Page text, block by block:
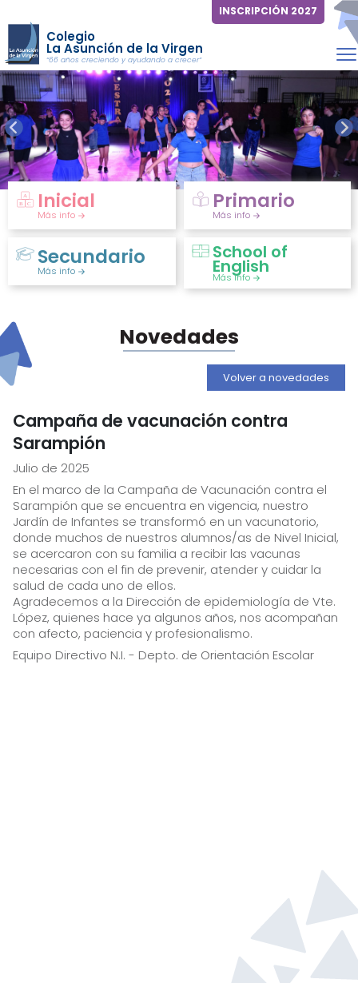
Colegio
La Asunción de la Virgen
“66 años creciendo y ayudando a crecer”
INSCRIPCIÓN 2027
Inicial
Más info
Primario
Más info
Secundario
Más info
School of
English
Más info
Novedades
Volver a novedades
Campaña de vacunación contra
Sarampión
Julio de 2025
En el marco de la Campaña de Vacunación contra el
Sarampión que se encuentra en vigencia, nuestro
Jardín de Infantes se transformó en un vacunatorio,
donde muchos de nuestros alumnos/as de Nivel Inicial,
se acercaron con su familia a recibir las vacunas
necesarias con el fin de prevenir, atender y cuidar la
salud de cada uno de ellos.
Agradecemos a la Dirección de epidemiología de Vte.
López, quienes hace ya algunos años, nos acompañan
con afecto, paciencia y profesionalismo.
Equipo Directivo N.I. - Depto. de Orientación Escolar